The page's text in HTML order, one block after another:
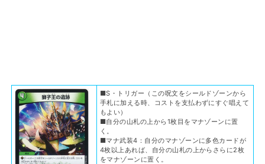
■S・トリガー（この呪文をシールドゾーンから
手札に加える時、コストを支払わずにすぐ唱えて
もよい）
■自分の山札の上から1枚目をマナゾーンに置
く。
■マナ武装4：自分のマナゾーンに多色カードが
4枚以上あれば、自分の山札の上からさらに2枚
をマナゾーンに置く。